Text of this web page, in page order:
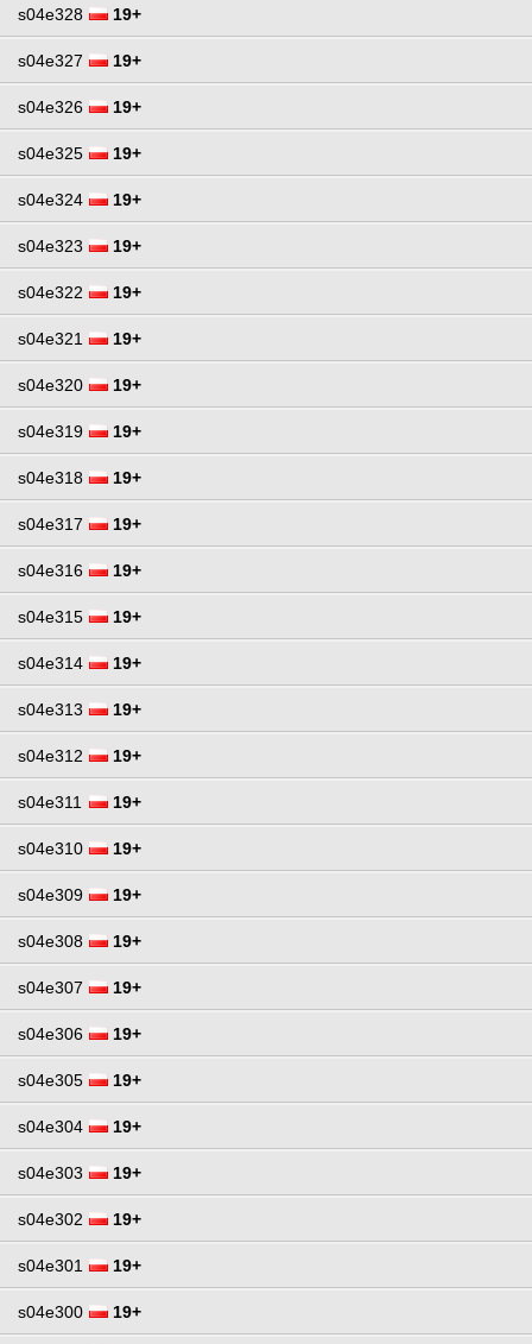
s04e328 19+
s04e327 19+
s04e326 19+
s04e325 19+
s04e324 19+
s04e323 19+
s04e322 19+
s04e321 19+
s04e320 19+
s04e319 19+
s04e318 19+
s04e317 19+
s04e316 19+
s04e315 19+
s04e314 19+
s04e313 19+
s04e312 19+
s04e311 19+
s04e310 19+
s04e309 19+
s04e308 19+
s04e307 19+
s04e306 19+
s04e305 19+
s04e304 19+
s04e303 19+
s04e302 19+
s04e301 19+
s04e300 19+